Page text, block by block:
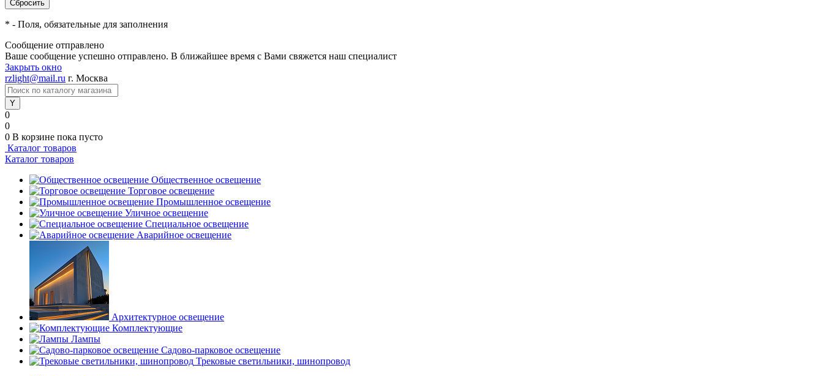
* - Поля, обязательные для заполнения
Сообщение отправлено
Ваше сообщение успешно отправлено. В ближайшее время с Вами свяжется наш специалист
Закрыть окно
rzlight@mail.ru г. Москва
0
0
0 В корзине пока пусто
Каталог товаров
Каталог товаров
Общественное освещение
Торговое освещение
Промышленное освещение
Уличное освещение
Специальное освещение
Аварийное освещение
Архитектурное освещение
Комплектующие
Лампы
Садово-парковое освещение
Трековые светильники, шинопровод